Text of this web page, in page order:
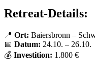
Retreat-Details:
📍 Ort: Baiersbronn –
📅 Datum: 24.10. – 26.10.
💰 Investition: 1.800 €